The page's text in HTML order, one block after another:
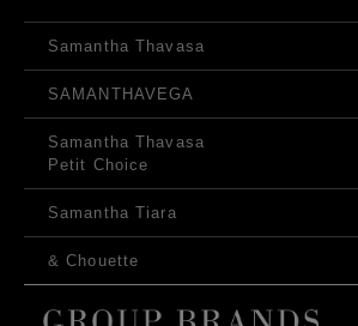
Samantha Thavasa
SAMANTHAVEGA
Samantha Thavasa
Petit Choice
Samantha Tiara
& Chouette